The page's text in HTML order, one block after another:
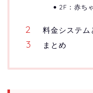
2F：赤ち
料金システム
まとめ